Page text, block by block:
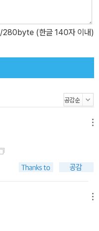
/280byte (한글 140자 이내)